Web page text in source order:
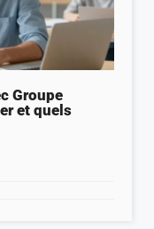
Groupe
et quels